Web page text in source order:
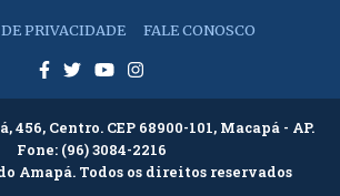
PRIVACIDADE FALE CONOSCO
456, Centro. CEP 68900-101, Macapá - AP.
Fone: (96) 3084-2216
Amapá. Todos os direitos reservados